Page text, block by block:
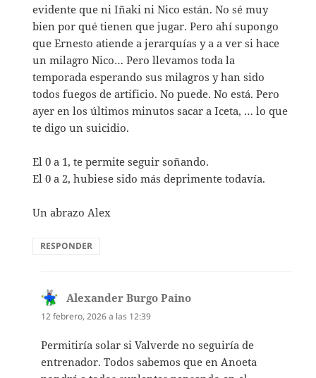
evidente que ni Iñaki ni Nico están. No sé muy
bien por qué tienen que jugar. Pero ahí supongo
que Ernesto atiende a jerarquías y a a ver si hace
un milagro Nico… Pero llevamos toda la
temporada esperando sus milagros y han sido
todos fuegos de artificio. No puede. No está. Pero
ayer en los últimos minutos sacar a Iceta, … lo que
te digo un suicidio.
El 0 a 1, te permite seguir soñando.
El 0 a 2, hubiese sido más deprimente todavía.
Un abrazo Alex
RESPONDER
Alexander Burgo Paino
12 febrero, 2026 a las 12:39
Permitiría solar si Valverde no seguiría de
entrenador. Todos sabemos que en Anoeta